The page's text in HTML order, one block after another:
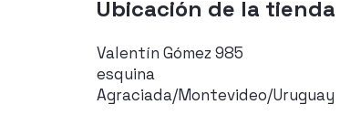
Ubicación de la tienda
Valentín Gómez 985
esquina
Agraciada/Montevideo/Uruguay